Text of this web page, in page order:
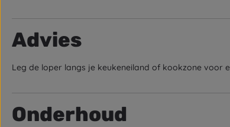
Advies
Leg de loper langs je keukeneiland of kookzone voor
Onderhoud